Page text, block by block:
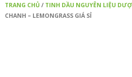
TRANG CHỦ / TINH DẦU NGUYÊN LIỆU
CHANH – LEMONGRASS GIÁ SỈ